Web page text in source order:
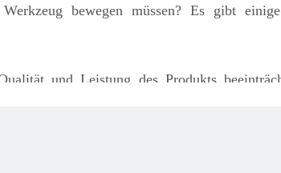
bewegen müssen? Es gibt
und Leistung des Produkts